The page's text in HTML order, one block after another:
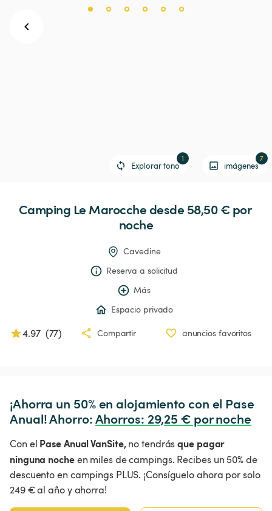
imágenes
7
Explorar tono
1
Camping Le Marocche desde 58,50 € por
noche
Cavedine
Reserva a solicitud
Más
Espacio privado
4.97 (77) Compartir anuncios favoritos
¡Ahorra un 50% en alojamiento con el Pase
Anual! Ahorro: Ahorros: 29,25 € por noche
Con el Pase Anual VanSite, no tendrásque pagar
ninguna nocheen miles de campings. Recibes un 50% de
descuento en campings PLUS. ¡Consíguelo ahora por solo
249 € al año y ahorra!